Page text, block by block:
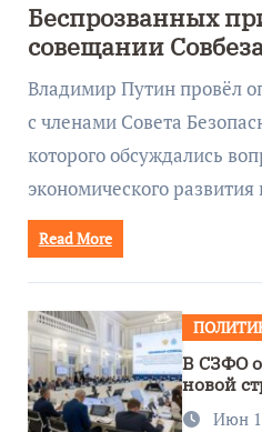
Беспрозванных
совещании
руководством
Владимир Путин провёл
с членами Совета
которого обсуждались
экономического
Read More
В СЗФО
новой
Июн